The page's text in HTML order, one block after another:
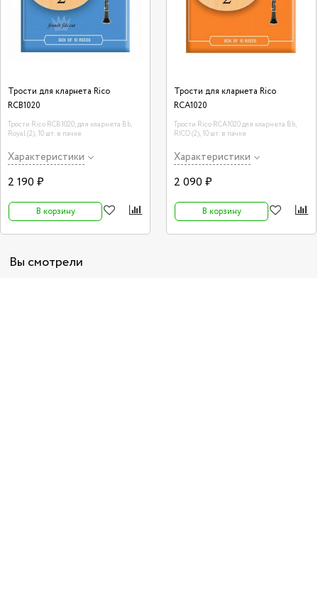
Трости для кларнета Rico
RCB1020
Трости Rico RCB1020, для кларнета Bb,
Royal (2), 10 шт. в пачке
Характеристики
2 190 ₽
В корзину
Трости для кларнета Rico
RCA1020
Трости Rico RCA1020 для кларнета Bb,
RICO (2), 10 шт. в пачке
Характеристики
2 090 ₽
В корзину
Вы смотрели